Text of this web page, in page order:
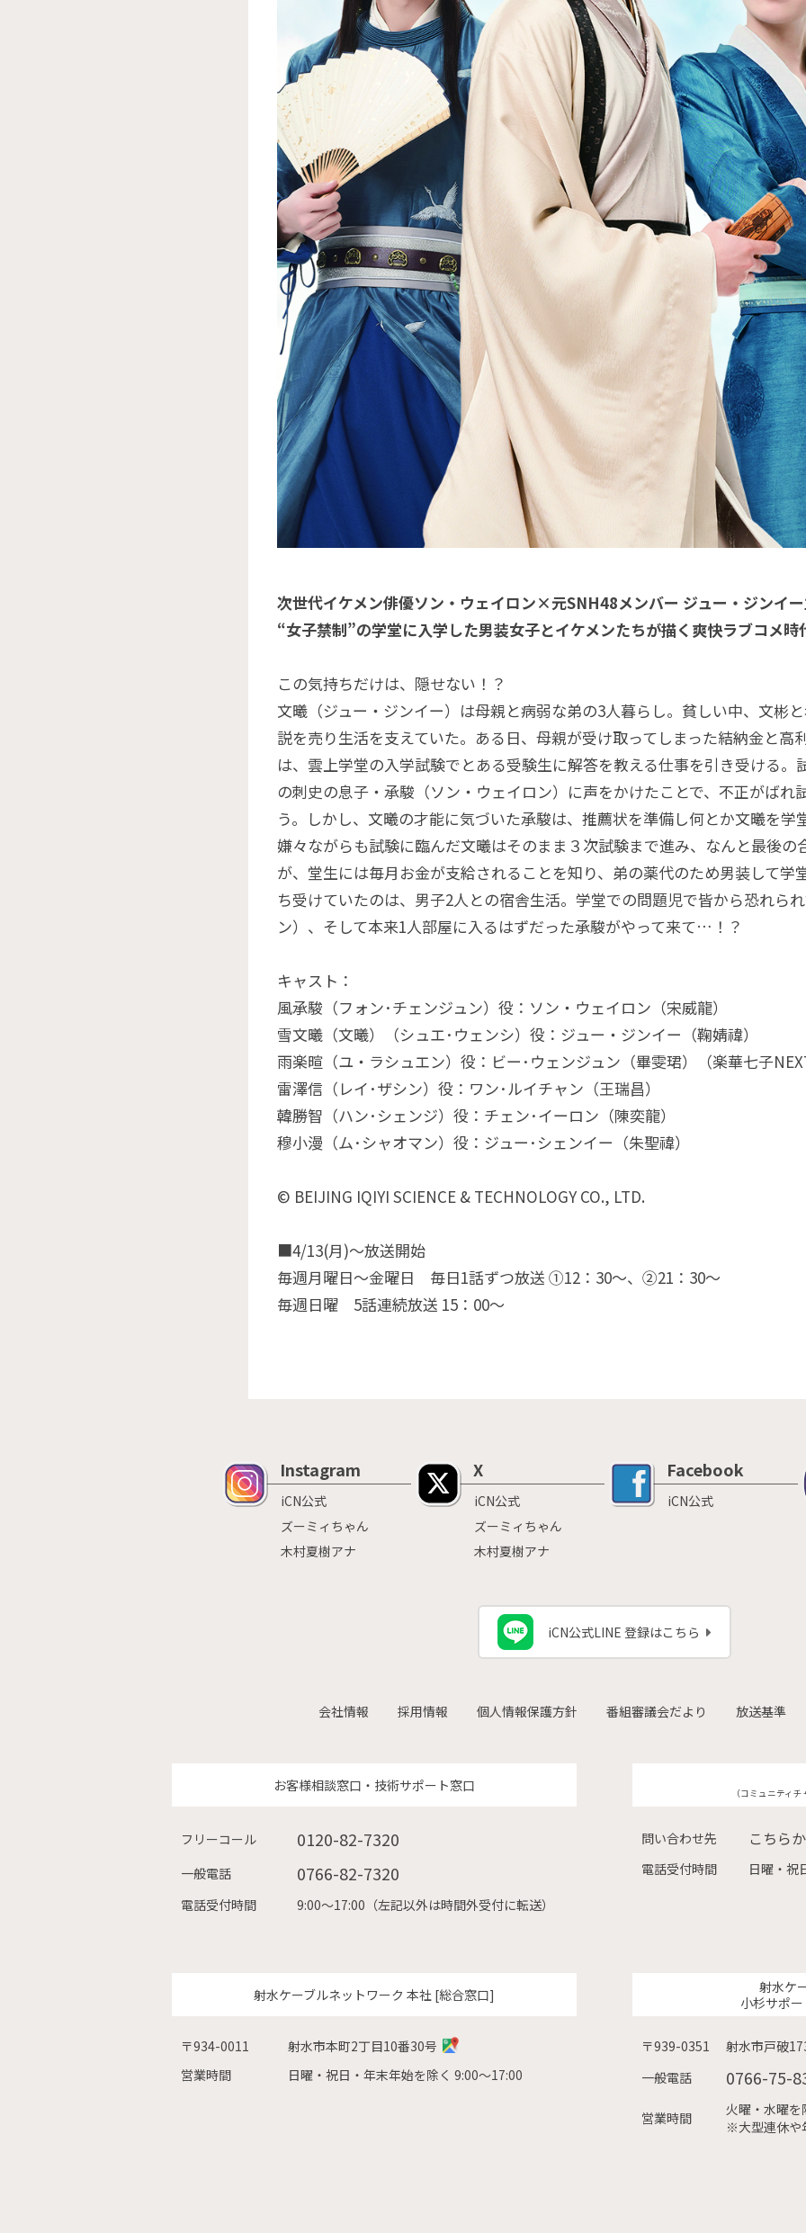
次世代イケメン俳優ソン・ウェイロン×元SNH48メンバー ジュー・ジンイ
“女子禁制”の学堂に入学した男装女子とイケメンたちが描く爽快ラブコメ時
この気持ちだけは、隠せない！？
文曦（ジュー・ジンイー）は母親と病弱な弟の3人暮らし。貧しい中、文彬
説を売り生活を支えていた。ある日、母親が受け取ってしまった結納金と高
は、雲上学堂の入学試験でとある受験生に解答を教える仕事を引き受ける。
の刺史の息子・承駿（ソン・ウェイロン）に声をかけたことで、不正がばれ
う。しかし、文曦の才能に気づいた承駿は、推薦状を準備し何とか文曦を学
嫌々ながらも試験に臨んだ文曦はそのまま３次試験まで進み、なんと最後の
が、堂生には毎月お金が支給されることを知り、弟の薬代のため男装して学
ち受けていたのは、男子2人との宿舎生活。学堂での問題児で皆から恐れら
ン）、そして本来1人部屋に入るはずだった承駿がやって来て…！？
キャスト：
風承駿（フォン･チェンジュン）役：ソン・ウェイロン（宋威龍）
雪文曦（文曦）（シュエ･ウェンシ）役：ジュー・ジンイー（鞠婧禕）
雨楽暄（ユ・ラシュエン）役：ビー･ウェンジュン（畢雯珺）（楽華七子
雷澤信（レイ･ザシン）役：ワン･ルイチャン（王瑞昌）
韓勝智（ハン･シェンジ）役：チェン･イーロン（陳奕龍）
穆小漫（ム･シャオマン）役：ジュー･シェンイー（朱聖禕）
© BEIJING IQIYI SCIENCE & TECHNOLOGY CO., LTD.
■4/13(月)～放送開始
毎週月曜日～金曜日 毎日1話ずつ放送 ①12：30～、②21：30〜
毎週日曜 5話連続放送 15：00～
Instagram
iCN公式
ズーミィちゃん
木村夏樹アナ
X
iCN公式
ズーミィちゃん
木村夏樹アナ
Facebook
iCN公式
iCN公式LINE 登録はこちら
会社情報 採用情報 個人情報保護方針 番組審議会だより 放送基準
お客様相談窓口・技術サポート窓口
フリーコール 0120-82-7320
一般電話 0766-82-7320
電話受付時間 9:00〜17:00（左記以外は時間外受付に転送）
（コミュニティ
問い合わせ先 こちら
電話受付時間 日曜・祝
射水ケーブルネットワーク 本社 [総合窓口]
〒934-0011
射水市本町2丁目10番30号
営業時間
日曜・祝日・年末年始を除く 9:00〜17:00
射水ケ
小杉サポ
〒939-0351
射水市戸破
一般電話
0766-75-
営業時間
火曜・水曜
※大型連休や